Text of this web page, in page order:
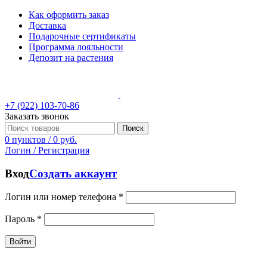
Как оформить заказ
Доставка
Подарочные сертификаты
Программа лояльности
Депозит на растения
+7 (922) 103-70-86
Заказать звонок
Поиск
0 пунктов / 0 руб.
Логин / Регистрация
ВходСоздать аккаунт
Логин или номер телефона *
Пароль *
Войти